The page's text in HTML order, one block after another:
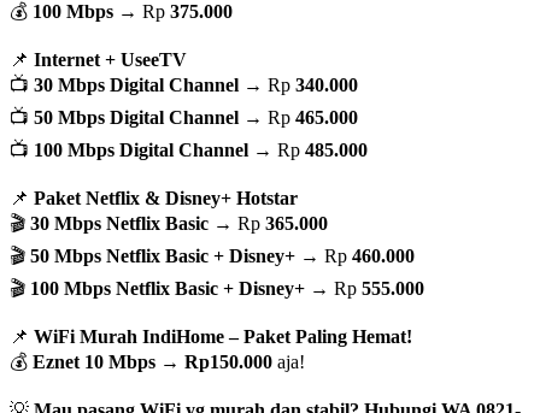
💰 100 Mbps → Rp 375.000
📌 Internet + UseeTV
📺 30 Mbps Digital Channel → Rp 340.000
📺 50 Mbps Digital Channel → Rp 465.000
📺 100 Mbps Digital Channel → Rp 485.000
📌 Paket Netflix & Disney+ Hotstar
🎬 30 Mbps Netflix Basic → Rp 365.000
🎬 50 Mbps Netflix Basic + Disney+ → Rp 460.000
🎬 100 Mbps Netflix Basic + Disney+ → Rp 555.000
📌 WiFi Murah IndiHome – Paket Paling Hemat!
💰 Eznet 10 Mbps → Rp150.000 aja!